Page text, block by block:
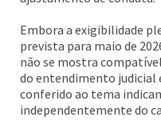
Embora a exigibilidade
prevista para maio de
não se mostra
do entendimento
conferido ao tema
independentemente do